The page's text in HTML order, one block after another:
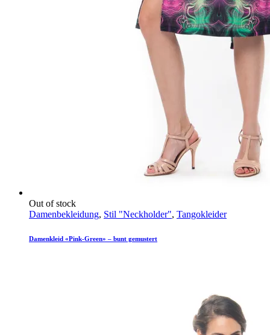
Out of stock
Damenbekleidung, Stil "Neckholder", Tangokleider
Damenkleid «Pink-Green» – bunt gemustert